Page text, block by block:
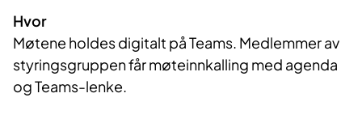
Hvor
Møtene holdes digitalt på Teams. Medlemmer av
styringsgruppen får møteinnkalling med agenda
og Teams-lenke.